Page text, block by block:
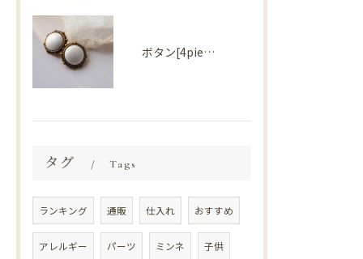
ボタン[4piece] Import parts No2724
タグ Tags
ランキング 通販 仕入れ おすすめ
アレルギー パーツ ミンネ 子供